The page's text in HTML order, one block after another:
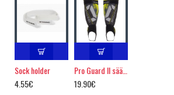
Sock holder
4.55€
Pro Guard II säärisuojat
19.90€